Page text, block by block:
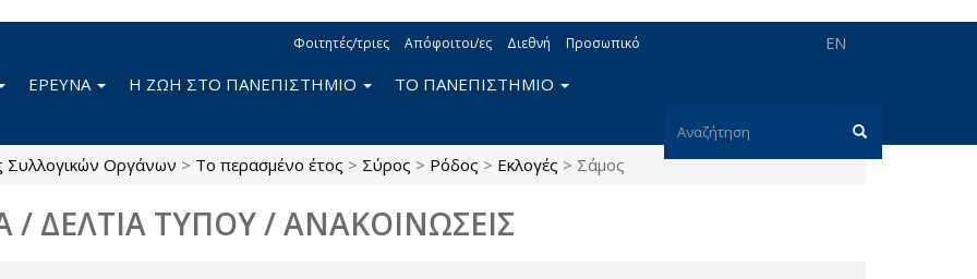
EN
Φοιτητές/τριες Απόφοιτοι/ες Διεθνή Προσωπικό
Φόρμα
ΕΡΕΥΝΑ Η ΖΩΗ ΣΤΟ ΠΑΝΕΠΙΣΤΗΜΙΟ ΤΟ ΠΑΝΕΠΙΣΤΗΜΙΟ
Συλλογικών Οργάνων > Το περασμένο έτος > Σύρος > Ρόδος > Εκλογές > Σάμος
/ ΔΕΛΤΙΑ ΤΥΠΟΥ / ΑΝΑΚΟΙΝΩΣΕΙΣ